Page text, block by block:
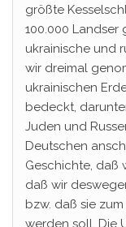
größte
100.000
ukrainische und
wir dreimal
ukrainischen
bedeckt,
Juden und
Deutschen
Geschichte, daß
daß wir
bzw. daß sie
werden soll. Die